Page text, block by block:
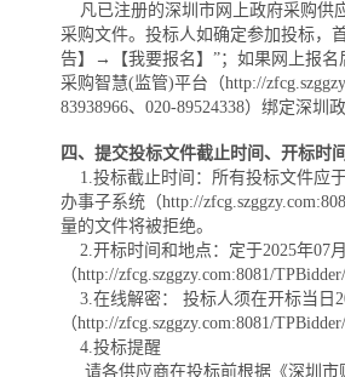
凡已注册的深圳市网上政府采购供
采购文件。投标人如确定参加投标，
告】→【我要报名】”；如果网上报
采购智慧(监管)平台（http://
83938966、020-89524338）绑定深
四、提交投标文件截止时间、开标时
1.投标截止时间：所有投标文件应于
办事子系统（http://
量的文件将被拒绝。
2.开标时间和地点：定于2025年07
（http://zfcg.szggzy.com:8081/
3.在线解密： 投标人须在开标当日
（http://zfcg.szggzy.com:8081/
4.投标提醒
请各供应商在投标前根据《深圳市